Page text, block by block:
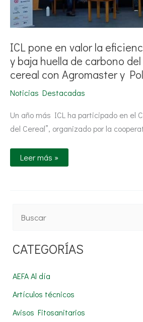
ICL pone en valor la
y baja huella de carbono
cereal con Agromaster y
Noticias Destacadas
Un año más ICL ha participado en el
del Cereal”, organizado por la
carbono
del
abonado
en
con
Agromaster
y
Polysulphate
Leer más »
s
r
p
CATEGORÍAS
AEFA Al día
Artículos técnicos
Avisos Fitosanitarios